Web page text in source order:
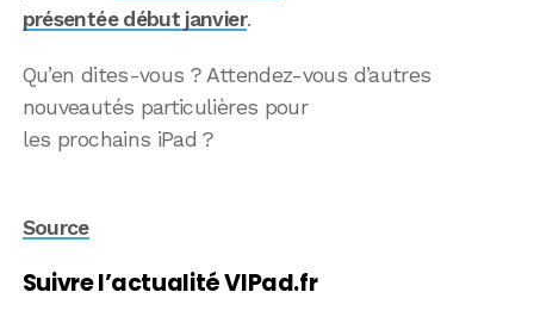
présentée début janvier.
Qu’en dites-vous ? Attendez-vous d’autres
nouveautés particulières pour
les prochains iPad ?
Source
Suivre l’actualité VIPad.fr